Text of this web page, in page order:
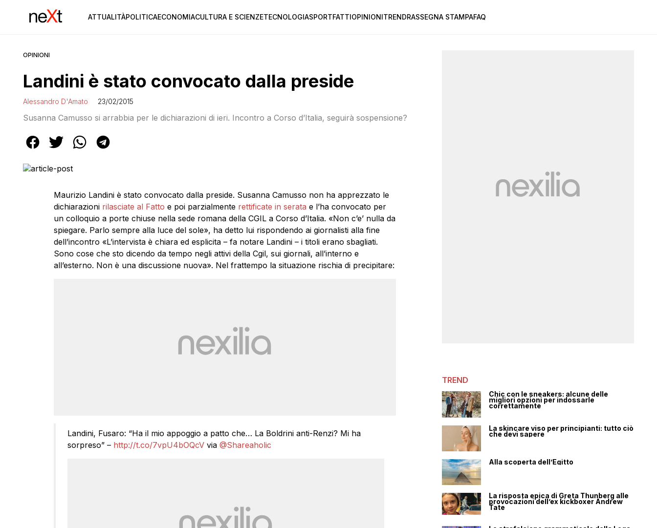
ATTUALITÀPOLITICAECONOMIACULTURA E SCIENZETECNOLOGIASPORTFATTIOPINIONITRENDRASSEGNA STAMPAFAQ
OPINIONI
Landini è stato convocato dalla preside
Alessandro D'Amato 23/02/2015
Susanna Camusso si arrabbia per le dichiarazioni di ieri. Incontro a Corso d’Italia, seguirà sospensione?
Maurizio Landini è stato convocato dalla preside. Susanna Camusso non ha apprezzato le
dichiarazionirilasciate al Fatto e poi parzialmente rettificate in serata e l’ha convocato per
un colloquio a porte chiuse nella sede romana della CGIL a Corso d’Italia. «Non c’e’ nulla da
spiegare. Parlo sempre alla luce del sole», ha detto lui rispondendo ai giornalisti alla fine
dell’incontro «L’intervista è chiara ed esplicita – fa notare Landini – i titoli erano sbagliati.
Sono cose che sto dicendo da tempo negli attivi della Cgil, sui giornali, all’interno e
all’esterno. Non è una discussione nuova». Nel frattempo la situazione rischia di precipitare:
Landini, Fusaro: “Ha il mio appoggio a patto che… La Boldrini anti-Renzi? Mi ha
sorpreso” – http://t.co/7vpU4bOQcVvia @Shareaholic
TREND
Chic con le sneakers: alcune delle
migliori opzioni per indossarle
correttamente
La skincare viso per principianti: tutto ciò
che devi sapere
Alla scoperta dell’Egitto
La risposta epica di Greta Thunberg alle
provocazioni dell’ex kickboxer Andrew
Tate